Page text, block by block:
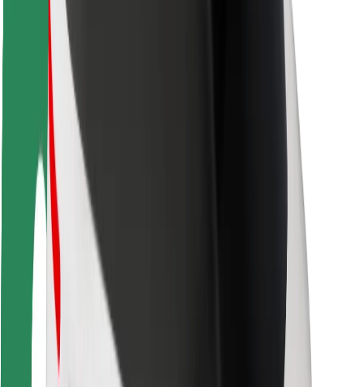
Sécurité à trottinette
Safety Lab
Villes
Emplacements
Solutions pour les villes
Aéroports
Stations de charge Bolt
Support
Pour les passagers
Pour les chauffeurs
Pour les livreurs